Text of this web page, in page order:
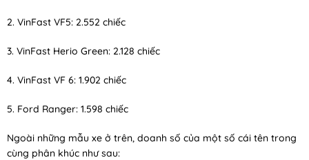
2. VinFast VF5: 2.552 chiếc
3. VinFast Herio Green: 2.128 chiếc
4. VinFast VF 6: 1.902 chiếc
5. Ford Ranger: 1.598 chiếc
Ngoài những mẫu xe ở trên, doanh số của một số cái tên trong
cùng phân khúc như sau: